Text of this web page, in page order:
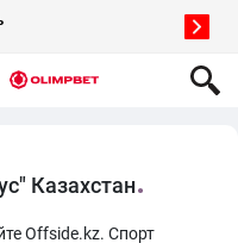
Казахстан
Offside.kz. Спорт